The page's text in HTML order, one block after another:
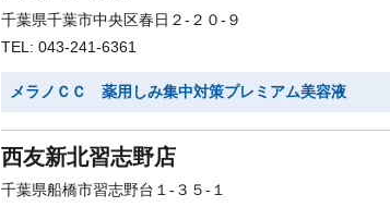
千葉県千葉市中央区春日２-２０-９
TEL: 043-241-6361
メラノＣＣ 薬用しみ集中対策プレミアム美容液
西友新北習志野店
千葉県船橋市習志野台１-３５-１